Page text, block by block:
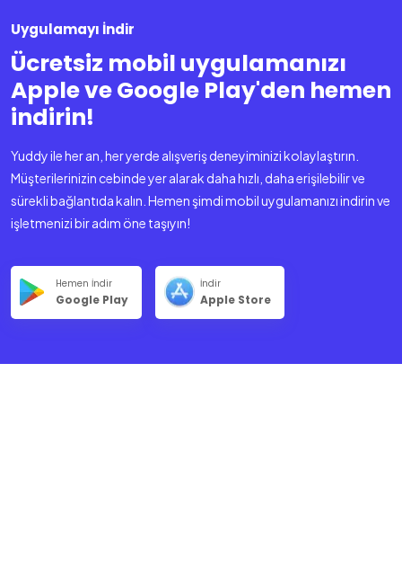
Uygulamayı İndir
Ücretsiz mobil uygulamanızı
Apple ve Google Play'den hemen
indirin!
Yuddy ile her an, her yerde alışveriş deneyiminizi kolaylaştırın.
Müşterilerinizin cebinde yer alarak daha hızlı, daha erişilebilir ve
sürekli bağlantıda kalın. Hemen şimdi mobil uygulamanızı indirin ve
işletmenizi bir adım öne taşıyın!
Hemen İndir
Google Play
İndir
Apple Store